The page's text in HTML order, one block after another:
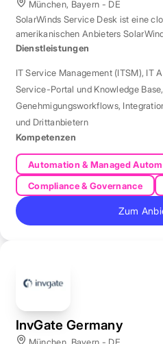
München, Bayern - DE
SolarWinds Service Desk ist eine
amerikanischen Anbieters
Prozessunterstützung.
Dienstleistungen
IT Service Management (ITSM), IT
Service-Portal und Knowledge Base,
Genehmigungsworkflows,
und Drittanbietern
Kompetenzen
Automation & Managed
Compliance & Governance
Zum
InvGate Germany